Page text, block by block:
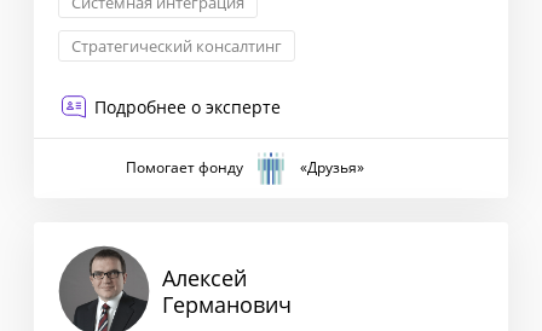
Стратегический консалтинг
Подробнее о эксперте
Помогает фонду «Друзья»
Алексей
Германович